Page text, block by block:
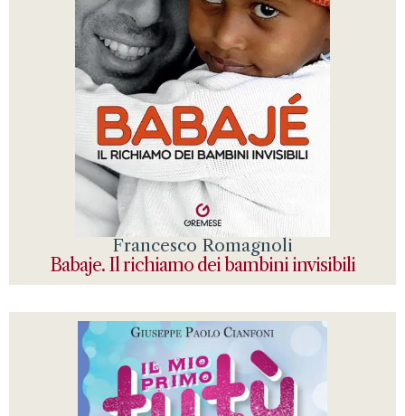
Francesco Romagnoli
Babaje. Il richiamo dei bambini invisibili